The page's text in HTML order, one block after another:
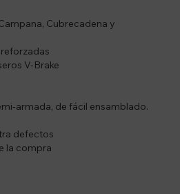
Cubrecadena y
V-Brake
armada, de fácil ensamblado.
defectos
la compra